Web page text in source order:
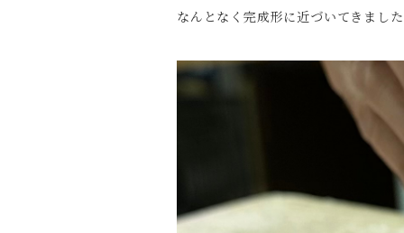
なんとなく完成形に近づいてきまし